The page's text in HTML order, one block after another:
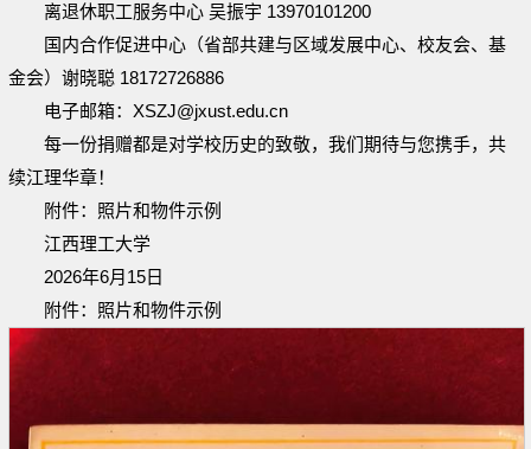
离退休职工服务中心 吴振宇 13970101200
国内合作促进中心（省部共建与区域发展中心、校友会、基
金会）谢晓聪 18172726886
电子邮箱：XSZJ@jxust.edu.cn
每一份捐赠都是对学校历史的致敬，我们期待与您携手，共
续江理华章！
附件：照片和物件示例
江西理工大学
2026年6月15日
附件：照片和物件示例